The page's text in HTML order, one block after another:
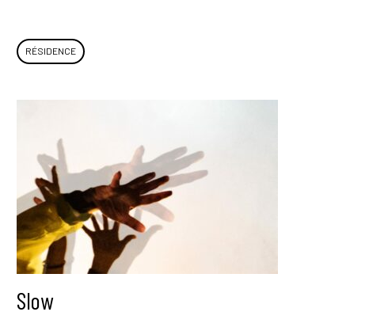
RÉSIDENCE
Slow